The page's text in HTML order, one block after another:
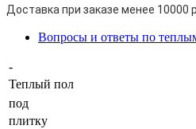
Доставка при заказе менее 10000
Вопросы и ответы по
-
Теплый пол
под
плитку